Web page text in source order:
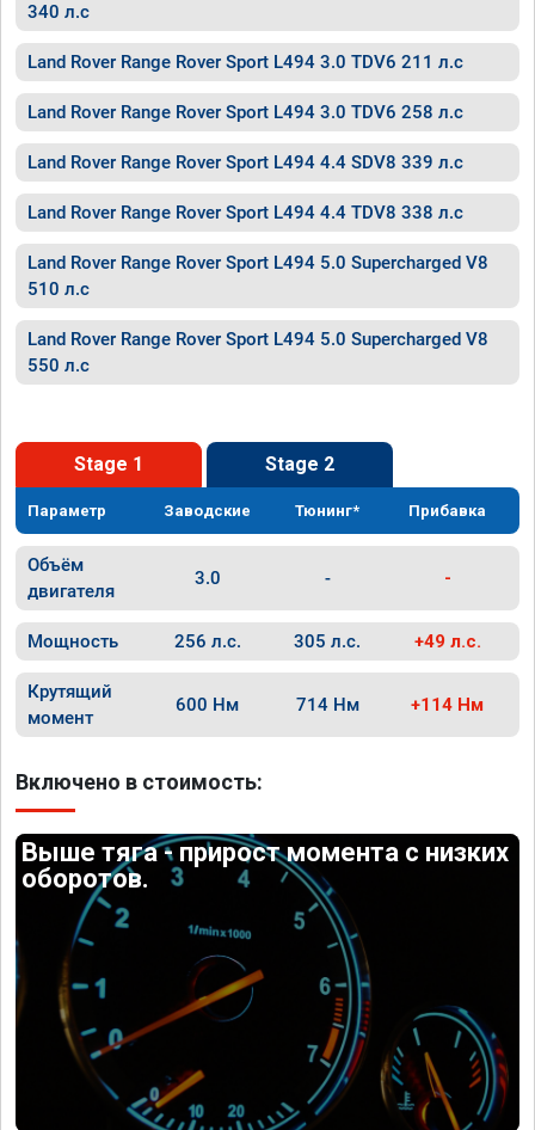
340 л.с
Land Rover Range Rover Sport L494 3.0 TDV6 211 л.с
Land Rover Range Rover Sport L494 3.0 TDV6 258 л.с
Land Rover Range Rover Sport L494 4.4 SDV8 339 л.с
Land Rover Range Rover Sport L494 4.4 TDV8 338 л.с
Land Rover Range Rover Sport L494 5.0 Supercharged V8
510 л.с
Land Rover Range Rover Sport L494 5.0 Supercharged V8
550 л.с
Stage 1 Stage 2
Параметр Заводские Тюнинг* Прибавка
Объём
двигателя
3.0 - -
Мощность 256 л.с. 305 л.с. +49 л.с.
Крутящий
момент
600 Нм 714 Нм +114 Нм
Включено в стоимость:
Выше тяга - прирост момента с низких
оборотов.